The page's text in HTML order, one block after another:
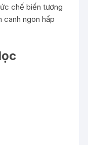
chế biến tương
canh ngon hấp